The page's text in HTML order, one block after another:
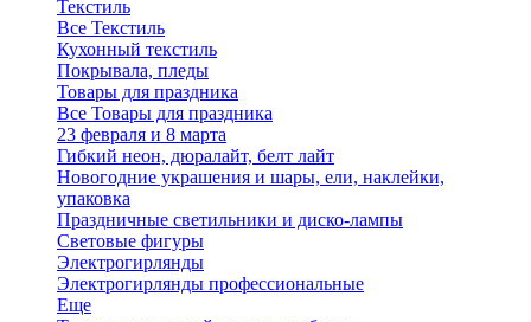
Текстиль
Все Текстиль
Кухонный текстиль
Покрывала, пледы
Товары для праздника
Все Товары для праздника
23 февраля и 8 марта
Гибкий неон, дюралайт, белт лайт
Новогодние украшения и шары, ели, наклейки,
упаковка
Праздничные светильники и диско-лампы
Световые фигуры
Электрогирлянды
Электрогирлянды профессиональные
Еще